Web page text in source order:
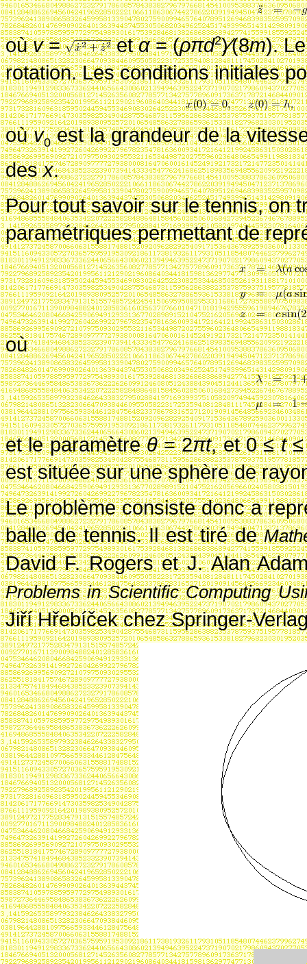
oùv= etα= (ρπd2)∕(8m).
rotation. Les conditions initiales
oùv0est la grandeur de la
desx.
Pour tout savoir sur le tennis, on
paramétriques permettant de
où
et le paramètreθ= 2πt, et0≤t
est située sur une sphère de
Le problème consiste donc a
balle de tennis.Il est tiré de
David F. Rogers et J. Alan
Problems in Scientific Computing
Jiří Hřebíček chez Springer-